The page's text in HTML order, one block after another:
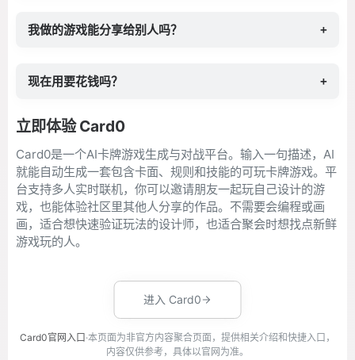
我做的游戏能分享给别人吗？ +
现在用要花钱吗？ +
立即体验 Card0
Card0是一个AI卡牌游戏生成与对战平台。输入一句描述，AI
就能自动生成一套包含卡面、规则和技能的可玩卡牌游戏。平
台支持多人实时联机，你可以邀请朋友一起玩自己设计的游
戏，也能体验社区里其他人分享的作品。不需要会编程或画
画，适合想快速验证玩法的设计师，也适合聚会时想找点新鲜
游戏玩的人。
进入 Card0
Card0官网入口 ·本页面为非官方内容聚合页面，提供相关介绍和快捷入口，
内容仅供参考，具体以官网为准。